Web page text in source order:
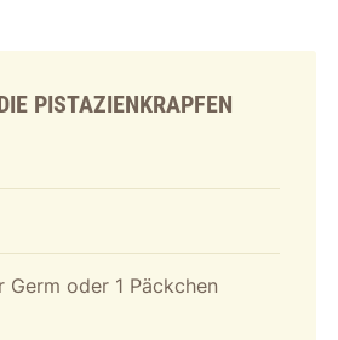
PISTAZIENKRAPFEN
Germ oder 1 Päckchen